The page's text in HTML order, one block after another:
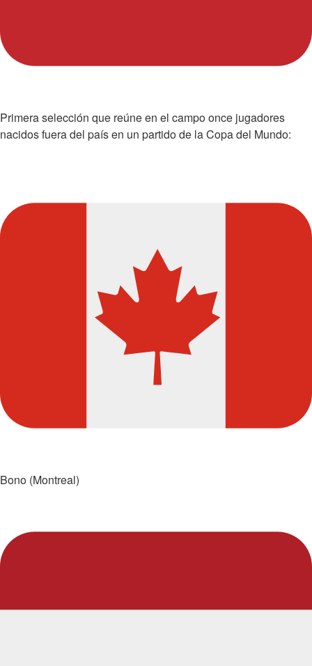
Primera selección que reúne en el campo once jugadores
nacidos fuera del país en un partido de la Copa del Mundo:
Bono (Montreal)